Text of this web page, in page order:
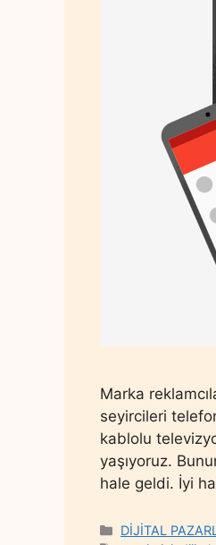
Marka
seyircileri
kablolu
yaşıyoruz.
hale geldi. İyi
Categories
DİJİTAL